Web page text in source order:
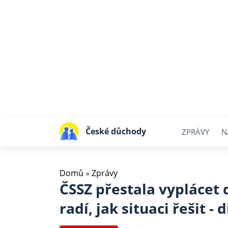
České důchody ZPRÁVY
Domů » Zprávy
ČSSZ přestala
radí, jak situaci řešit -